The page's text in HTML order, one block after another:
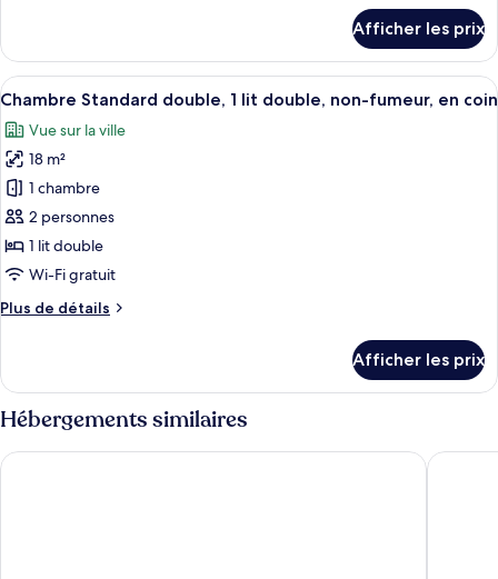
1
lit
double,
non-
fumeur
Chambre
Standard
double,
lit
double,
non-
fumeur
Afficher les prix
Afficher
toutes
les
photos
pour
ce
type
de
chambre :
Chambre
1
lit
double,
non-
Une chambre d’hôtel équipée d’un
10
Chambre Standard double, 1 lit double, non-fumeur, en coin
Vue sur la ville
18 m²
1 chambre
2 personnes
1 lit double
Wi-Fi gratuit
Plus de détails
Plus
Chambre
Standard
double,
lit
Afficher les prix
Hébergements similaires
TOKI NO YADO NAHA by SUNREST RESORT Naha-